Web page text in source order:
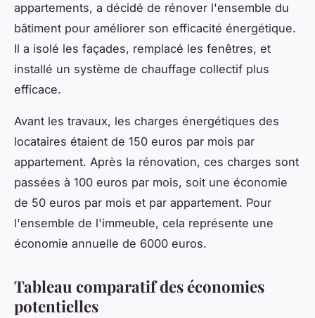
appartements, a décidé de rénover l'ensemble du
bâtiment pour améliorer son efficacité énergétique.
Il a isolé les façades, remplacé les fenêtres, et
installé un système de chauffage collectif plus
efficace.
Avant les travaux, les charges énergétiques des
locataires étaient de 150 euros par mois par
appartement. Après la rénovation, ces charges sont
passées à 100 euros par mois, soit une économie
de 50 euros par mois et par appartement. Pour
l'ensemble de l'immeuble, cela représente une
économie annuelle de 6000 euros.
Tableau comparatif des économies
potentielles